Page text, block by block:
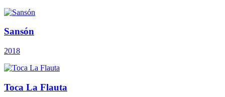
Sansón
2018
Toca La Flauta